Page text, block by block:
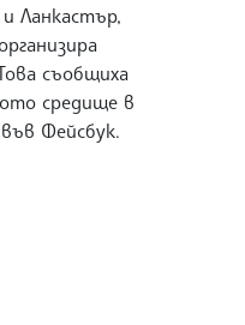
Ланкастър,
съобщиха
средище в
Фейсбук.